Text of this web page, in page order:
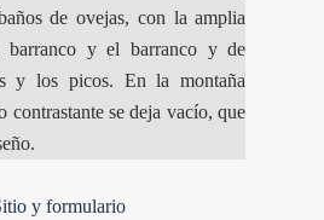
de ovejas, con la amplia
barranco y el barranco y de
y los picos. En la montaña
contrastante se deja vacío, que
y formulario